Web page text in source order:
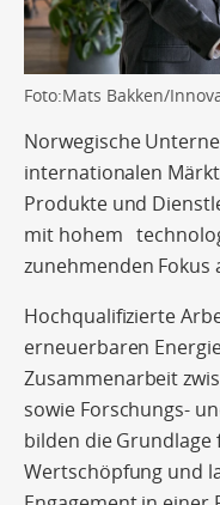
Foto:Mats Bakken/
Norwegische
internationalen
Produkte und
mit hohem
zunehmenden Fokus
Hochqualifizierte
erneuerbaren
Zusammenarbeit
sowie Forschungs-
bilden die Grundlage
Wertschöpfung und